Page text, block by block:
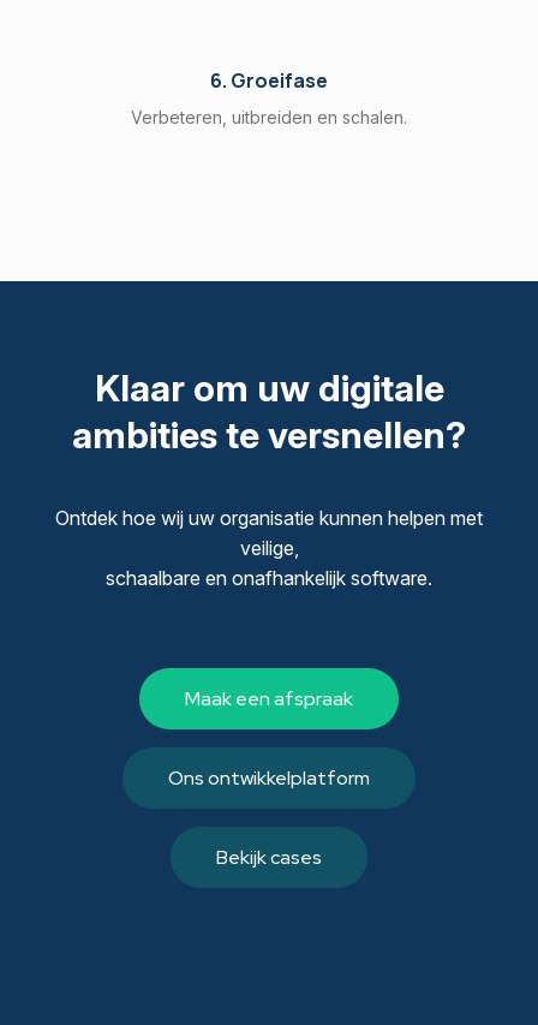
6. Groeifase
Verbeteren, uitbreiden en schalen.
Klaar om uw digitale
ambities te versnellen?
Ontdek hoe wij uw organisatie kunnen helpen met
veilige,
schaalbare en onafhankelijk software.
Maak een afspraak
Ons ontwikkelplatform
Bekijk cases